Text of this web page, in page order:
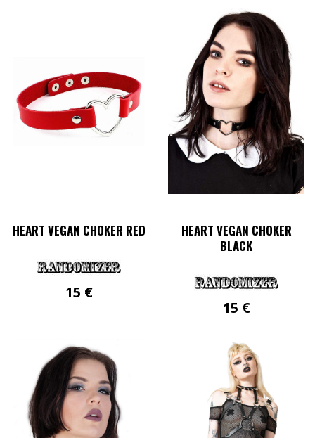
HEART VEGAN CHOKER RED
15 €
HEART VEGAN CHOKER
BLACK
15 €